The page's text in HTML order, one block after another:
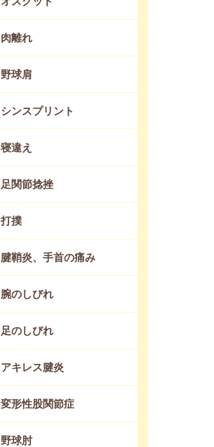
肉離れ
野球肩
シンスプリント
寝違え
足関節捻挫
打撲
腱鞘炎、手首の痛み
腕のしびれ
足のしびれ
アキレス腱炎
変形性股関節症
野球肘